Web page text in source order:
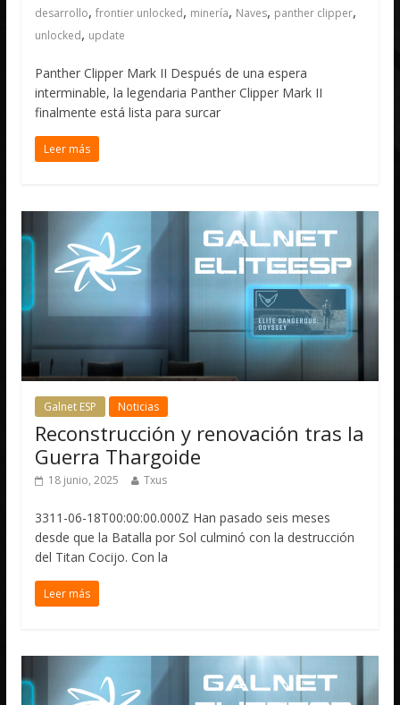
desarrollo,frontier unlocked, minería, Naves, panther clipper,
unlocked, update
Panther Clipper Mark II Después de una espera
interminable, la legendaria Panther Clipper Mark II
finalmente está lista para surcar
Leer más
Galnet ESP Noticias
Reconstrucción y renovación tras la
Guerra Thargoide
18 junio, 2025 Txus
3311-06-18T00:00:00.000Z Han pasado seis meses
desde que la Batalla por Sol culminó con la destrucción
del Titan Cocijo. Con la
Leer más